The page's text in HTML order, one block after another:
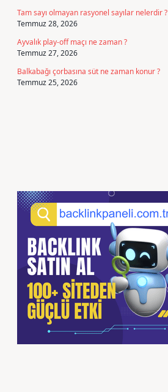
Tam sayı olmayan rasyonel sayılar nelerdir ?
Temmuz 28, 2026
Ayvalık play-off maçı ne zaman ?
Temmuz 27, 2026
Balkabağı çorbasına süt ne zaman konur ?
Temmuz 25, 2026